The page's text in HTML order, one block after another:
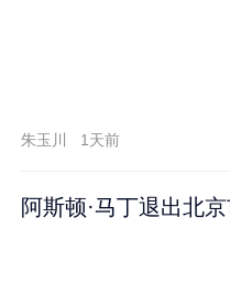
朱玉川 1天前
阿斯顿·马丁退出北